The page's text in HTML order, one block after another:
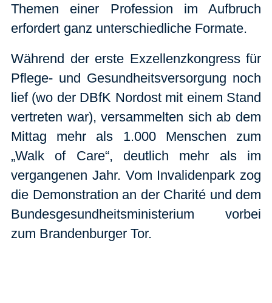
Themen einer Profession im Aufbruch
erfordert ganz unterschiedliche Formate.
Während der erste Exzellenzkongress für
Pflege- und Gesundheitsversorgung noch
lief (wo der DBfK Nordost mit einem Stand
vertreten war), versammelten sich ab dem
Mittag mehr als 1.000 Menschen zum
„Walk of Care“, deutlich mehr als im
vergangenen Jahr. Vom Invalidenpark zog
die Demonstration an der Charité und dem
Bundesgesundheitsministerium vorbei
zum Brandenburger Tor.